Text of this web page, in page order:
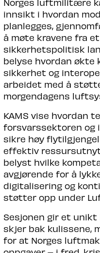
Norges luftmilitære
innsikt i hvordan
planlegges,
å møte kravene fra
sikkerhetspolitisk
belyse hvordan økte
sikkerhet og
arbeidet med å
morgendagens
KAMS vise hvordan
forsvarssektoren og
sikre høy
effektiv
belyst hvilke
avgjørende for å
digitalisering og
støtter opp under
Sesjonen gir et
skjer bak kulissene,
for at Norges